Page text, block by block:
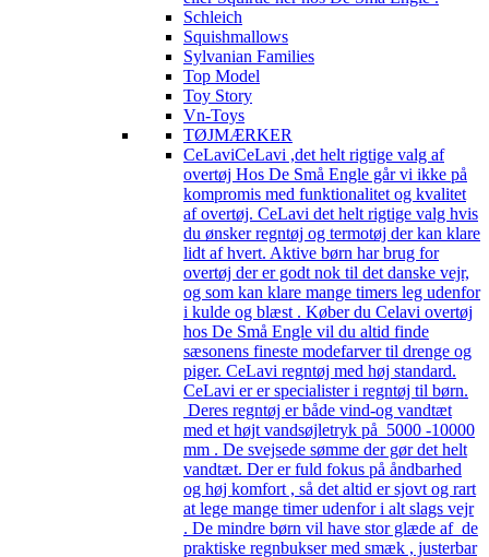
Schleich
Squishmallows
Sylvanian Families
Top Model
Toy Story
Vn-Toys
TØJMÆRKER
CeLaviCeLavi ,det helt rigtige valg af
overtøj Hos De Små Engle går vi ikke på
kompromis med funktionalitet og kvalitet
af overtøj. CeLavi det helt rigtige valg hvis
du ønsker regntøj og termotøj der kan klare
lidt af hvert. Aktive børn har brug for
overtøj der er godt nok til det danske vejr,
og som kan klare mange timers leg udenfor
i kulde og blæst . Køber du Celavi overtøj
hos De Små Engle vil du altid finde
sæsonens fineste modefarver til drenge og
piger. CeLavi regntøj med høj standard.
CeLavi er er specialister i regntøj til børn.
Deres regntøj er både vind-og vandtæt
med et højt vandsøjletryk på 5000 -10000
mm . De svejsede sømme der gør det helt
vandtæt. Der er fuld fokus på åndbarhed
og høj komfort , så det altid er sjovt og rart
at lege mange timer udenfor i alt slags vejr
. De mindre børn vil have stor glæde af de
praktiske regnbukser med smæk , justerbar